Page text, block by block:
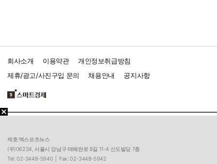
회사소개 이용약관
개인정보취급방침
제휴/광고/사진구입 문의
채용안내 공지사항
제호:엑스포츠뉴스
(우)06234, 서울시 강남구 테헤란로 8길 11-4 신도빌딩 7층
Tel: 02-3448-5940 |
Fax: 02-3448-5942